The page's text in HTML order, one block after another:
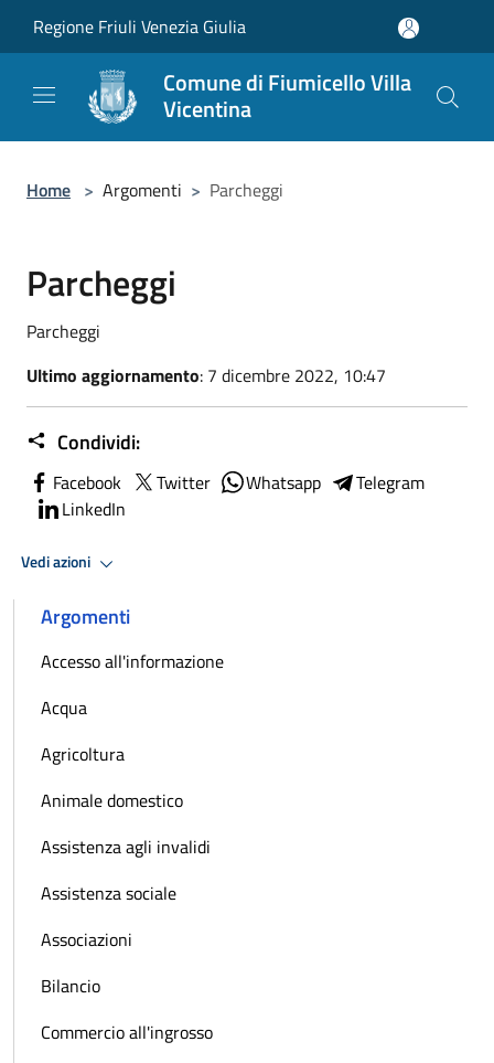
Regione Friuli Venezia Giulia
Comune di Fiumicello Villa
Vicentina
Home > Argomenti > Parcheggi
Parcheggi
Parcheggi
Ultimo aggiornamento: 7 dicembre 2022, 10:47
Condividi:
Facebook Twitter Whatsapp
Telegram
LinkedIn
Vedi azioni
Argomenti
Accesso all'informazione
Acqua
Agricoltura
Animale domestico
Assistenza agli invalidi
Assistenza sociale
Associazioni
Bilancio
Commercio all'ingrosso